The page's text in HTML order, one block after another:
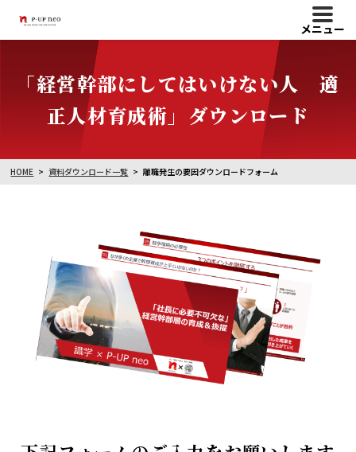
メニュー
「経営幹部にしてはいけない人 適
正人材育成術」ダウンロード
HOME 資料ダウンロード一覧 離職発生の要因ダウンロードフォーム